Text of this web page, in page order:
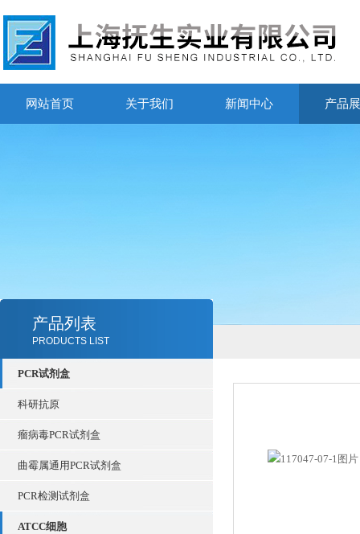
网站首页 关于我们 新闻中心 产品
产品列表
PRODUCTS LIST
PCR试剂盒
科研抗原
瘤病毒PCR试剂盒
曲霉属通用PCR试剂盒
PCR检测试剂盒
ATCC细胞